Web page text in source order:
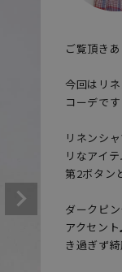
ご覧頂き
今回はリ
コーデで
リネンシ
リなアイ
第2ボタン
ダークピ
アクセン
き過ぎず